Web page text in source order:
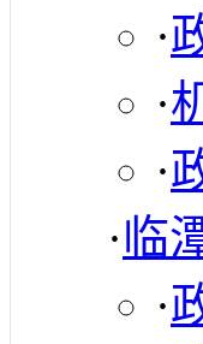
·
·
·
·临
·